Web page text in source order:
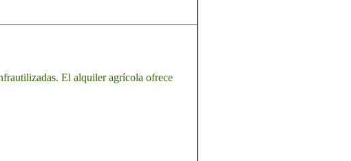
El alquiler agrícola ofrece